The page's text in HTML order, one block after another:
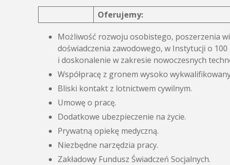
Oferujemy:
Możliwość rozwoju osobistego, poszerzenia
doświadczenia zawodowego, w Instytucji o
i doskonalenie w zakresie nowoczesnych
Współpracę z gronem wysoko
Bliski kontakt z lotnictwem cywilnym.
Umowę o pracę.
Dodatkowe ubezpieczenie na życie.
Prywatną opiekę medyczną.
Niezbędne narzędzia pracy.
Zakładowy Fundusz Świadczeń Socjalnych.